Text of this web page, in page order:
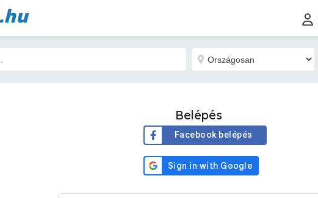
Belépés
Facebook belépés